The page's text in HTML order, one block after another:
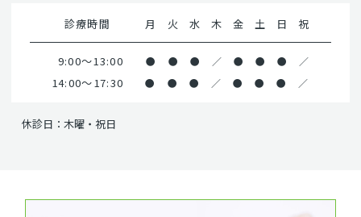
診療時間 月 火 水 木 金 土 日 祝
9:00～13:00 ● ● ● ／ ● ● ● ／
14:00～17:30 ● ● ● ／ ● ● ● ／
休診日：木曜・祝日